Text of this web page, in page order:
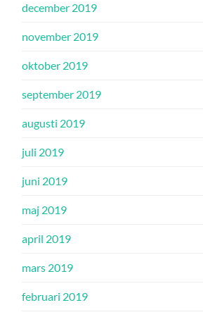
december 2019
november 2019
oktober 2019
september 2019
augusti 2019
juli 2019
juni 2019
maj 2019
april 2019
mars 2019
februari 2019